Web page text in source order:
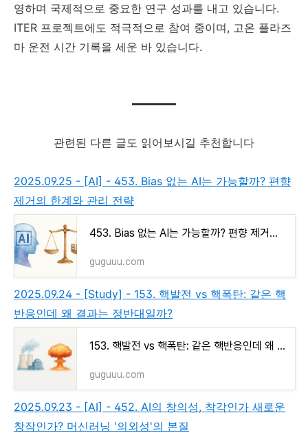
영하며 국제적으로 중요한 연구 성과를 내고 있습니다.
ITER 프로젝트에도 적극적으로 참여 중이며, 고온 플라즈
마 운전 시간 기록을 세운 바 있습니다.
관련된 다른 글도 읽어보시길 추천합니다
2025.09.25 - [AI] - 453. Bias 없는 AI는 가능할까? 편향
제거의 한계와 관리 전략
453. Bias 없는 AI는 가능할까? 편향 제거의 한계와 관리 전략
guguuu.com
2025.09.24 - [Study] - 153. 핵발전 vs 핵폭탄: 같은 핵
반응인데 왜 결과는 정반대일까?
153. 핵발전 vs 핵폭탄: 같은 핵반응인데 왜 결과는 정반대일까?
guguuu.com
2025.09.23 - [AI] - 452. AI의 창의성, 착각인가 새로운
창작인가? 머신러닝 '의외성'의 본질